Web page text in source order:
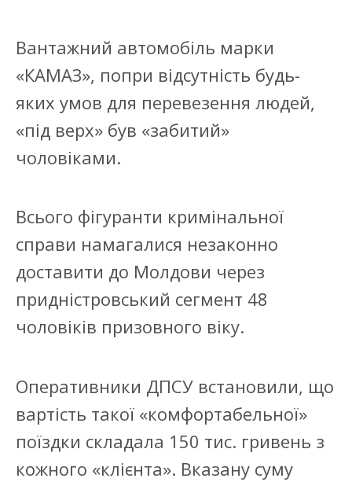
Вантажний автомобіль марки
«КАМАЗ», попри відсутність будь-
яких умов для перевезення людей,
«під верх» був «забитий»
чоловіками.
Всього фігуранти кримінальної
справи намагалися незаконно
доставити до Молдови через
придністровський сегмент 48
чоловіків призовного віку.
Оперативники ДПСУ встановили, що
вартість такої «комфортабельної»
поїздки складала 150 тис. гривень з
кожного «клієнта». Вказану суму